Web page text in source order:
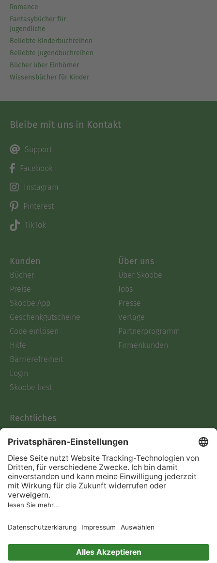
Romance
Fantasybücher für
Jugendliche
Beliebte Kinderbuchreihen
Beliebte Jugendbuchreihen
Bücher über Einhörner
Wissensbücher für Kinder
Bleibe mit uns in Kontakt
Support
Facebook
Instagram
Pinterest
TikTok
Kunden
Bücher
Preise
Skoobe App
Geschenkgutscheine
Code einlösen
Hilfe
Barrierefreiheit
Login
Skoobe liest
Über uns
Über Skoobe
Jobs
Presse
Verlage
Partnerprogramm
Firmenkunden
Rechtliches
AGB
Informationen nach Data
Act
Verträge hier kündigen
Impressum